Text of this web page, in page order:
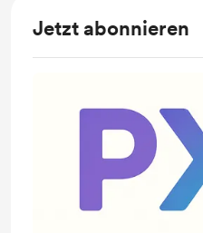
Jetzt abonnieren